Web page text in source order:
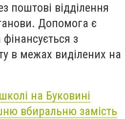
поштові відділення
Допомога є
з
в межах виділених на
на Буковині
вбиральню замість